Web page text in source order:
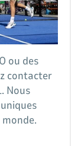
ou des
contacter
Nous